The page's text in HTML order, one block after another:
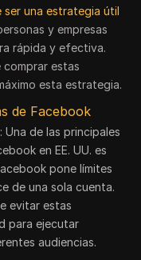
ser una estrategia útil
y empresas
rápida y efectiva.
comprar estas
esta estrategia.
de Facebook
: Una de las principales
en EE. UU. es
pone límites
de una sola cuenta.
evitar estas
para ejecutar
audiencias.